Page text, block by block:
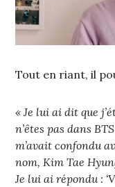
Tout en riant, il
« Je lui ai dit que
n’êtes pas dans
m’avait confondu
nom, Kim Tae
Je lui ai répondu :